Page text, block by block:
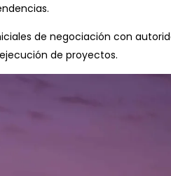
de negociación con
de proyectos.